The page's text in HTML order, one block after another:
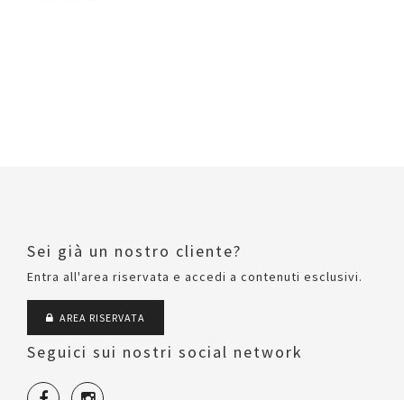
Sei già un nostro cliente?
Entra all'area riservata e accedi a contenuti esclusivi.
AREA RISERVATA
Seguici sui nostri social network